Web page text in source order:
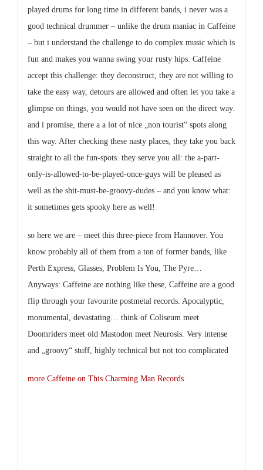
played drums for long time in different bands, i never was a
good technical drummer – unlike the drum maniac in Caffeine
– but i understand the challenge to do complex music which is
fun and makes you wanna swing your rusty hips. Caffeine
accept this challenge: they deconstruct, they are not willing to
take the easy way, detours are allowed and often let you take a
glimpse on things, you would not have seen on the direct way.
and i promise, there a a lot of nice „non tourist“ spots along
this way. After checking these nasty places, they take you back
straight to all the fun-spots. they serve you all: the a-part-
only-is-allowed-to-be-played-once-guys will be pleased as
well as the shit-must-be-groovy-dudes – and you know what:
it sometimes gets spooky here as well!
so here we are – meet this three-piece from Hannover. You
know probably all of them from a ton of former bands, like
Perth Express, Glasses, Problem Is You, The Pyre…
Anyways: Caffeineare nothing like these, Caffeineare a good
flip through your favourite postmetal records. Apocalyptic,
monumental, devastating… think of Coliseummeet
Doomridersmeet old Mastodonmeet Neurosis. Very intense
and „groovy“ stuff, highly technical but not too complicated
more Caffeine on This Charming Man Records